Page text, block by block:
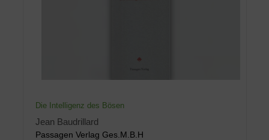
Die Intelligenz des Bösen
Jean Baudrillard
Passagen Verlag Ges.M.B.H